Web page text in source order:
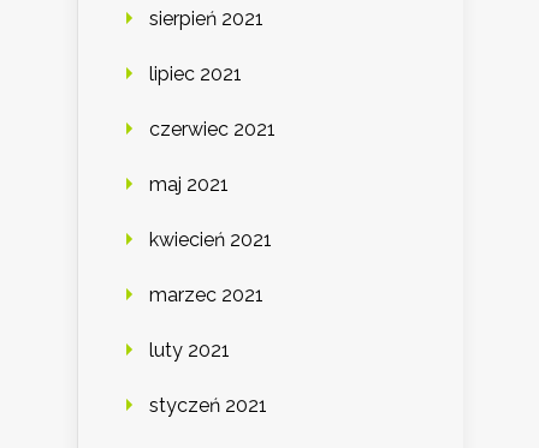
sierpień 2021
lipiec 2021
czerwiec 2021
maj 2021
kwiecień 2021
marzec 2021
luty 2021
styczeń 2021